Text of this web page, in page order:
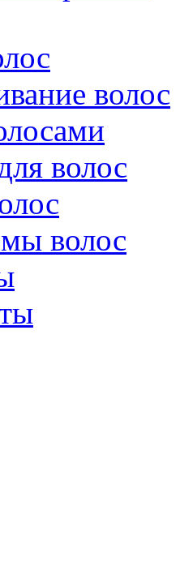
волос
волос
волос